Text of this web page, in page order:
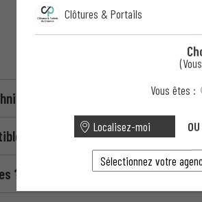
du Portail Moderne
avec le Portail Moderne
?
Clôtures & Portails
Vous êtes :
Localisez-moi OU